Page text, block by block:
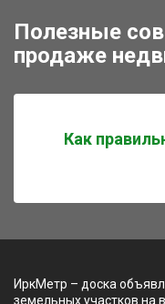
Полезные
продаже
Как
ИркМетр – доска
земельных участков на